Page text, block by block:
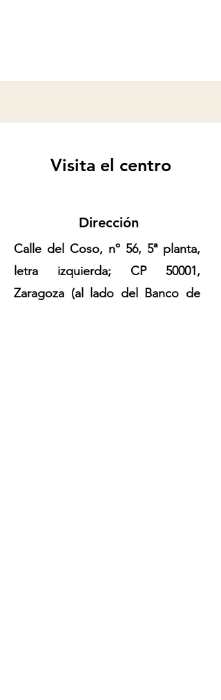
Visita el centro
Dirección
Calle del Coso, nº 56, 5ª planta,
letra izquierda; CP 50001,
Zaragoza (al lado del Banco de